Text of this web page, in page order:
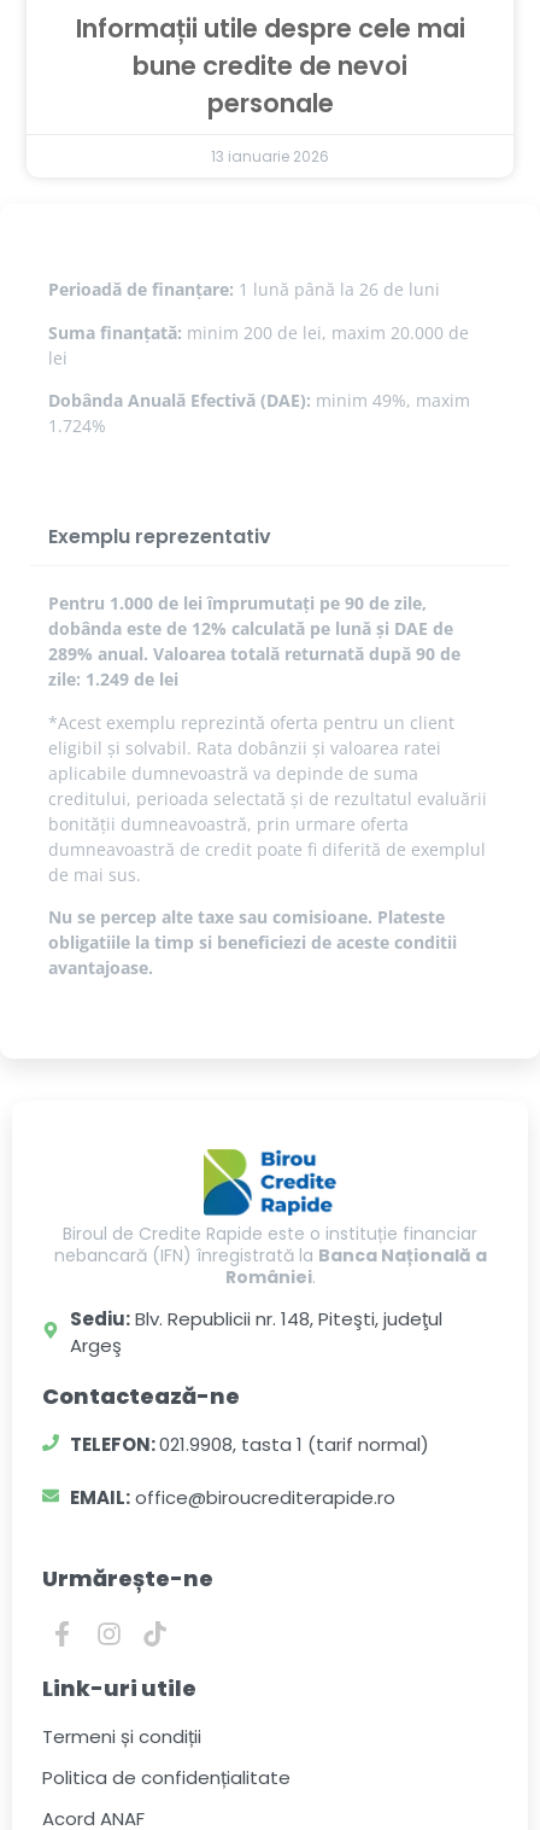
Informații utile despre cele mai
bune credite de nevoi
personale
13 ianuarie 2026
Perioadă de finanțare: 1 lună până la 26 de luni
Suma finanțată: minim 200 de lei, maxim 20.000 de
lei
Dobânda Anuală Efectivă (DAE): minim 49%, maxim
1.724%
Exemplu reprezentativ
Pentru 1.000 de lei împrumutați pe 90 de zile,
dobânda este de 12% calculată pe lună și DAE de
289% anual. Valoarea totală returnată după 90 de
zile: 1.249 de lei
*Acest exemplu reprezintă oferta pentru un client
eligibil și solvabil. Rata dobânzii și valoarea ratei
aplicabile dumnevoastră va depinde de suma
creditului, perioada selectată și de rezultatul evaluării
bonității dumneavoastră, prin urmare oferta
dumneavoastră de credit poate fi diferită de exemplul
de mai sus.
Nu se percep alte taxe sau comisioane. Plateste
obligatiile la timp si beneficiezi de aceste conditii
avantajoase.
Biroul de Credite Rapide este o instituție financiar
nebancară (IFN) înregistrată la Banca Națională a
României.
Sediu:Blv. Republicii nr. 148, Piteşti, judeţul
Argeş
Contactează-ne
TELEFON:021.9908, tasta 1 (tarif normal)
EMAIL:office@biroucrediterapide.ro
Urmărește-ne
Link-uri utile
Termeni și condiții
Politica de confidențialitate
Acord ANAF